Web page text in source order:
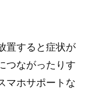
置すると症状が
つながったりす
マホサポートな